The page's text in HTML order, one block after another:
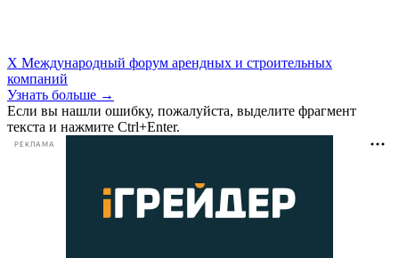
X Международный форум арендных и строительных
компаний
Узнать больше →
Если вы нашли ошибку, пожалуйста, выделите фрагмент
текста и нажмите Ctrl+Enter.
РЕКЛАМА